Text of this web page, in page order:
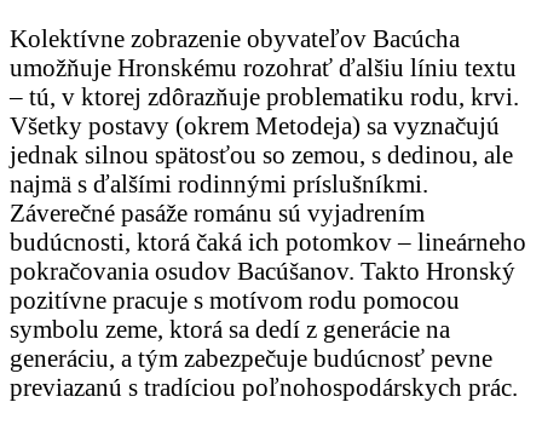
Kolektívne zobrazenie obyvateľov Bacúcha
umožňuje Hronskému rozohrať ďalšiu líniu textu
– tú, v ktorej zdôrazňuje problematiku rodu, krvi.
Všetky postavy (okrem Metodeja) sa vyznačujú
jednak silnou spätosťou so zemou, s dedinou, ale
najmä s ďalšími rodinnými príslušníkmi.
Záverečné pasáže románu sú vyjadrením
budúcnosti, ktorá čaká ich potomkov – lineárneho
pokračovania osudov Bacúšanov. Takto Hronský
pozitívne pracuje s motívom rodu pomocou
symbolu zeme, ktorá sa dedí z generácie na
generáciu, a tým zabezpečuje budúcnosť pevne
previazanú s tradíciou poľnohospodárskych prác.